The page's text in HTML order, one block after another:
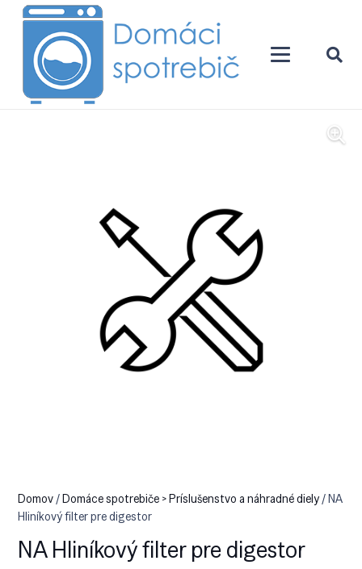
Domov/Domáce spotrebiče > Príslušenstvo a náhradné diely/ NA
Hliníkový filter pre digestor
NA Hliníkový filter pre digestor